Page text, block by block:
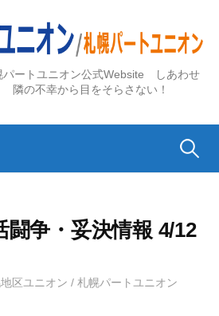
パートユニオン公式Website しあわせ
隣の不幸から目をそらさない！
検
闘争・妥決情報 4/12
区ユニオン / 札幌パートユニオン